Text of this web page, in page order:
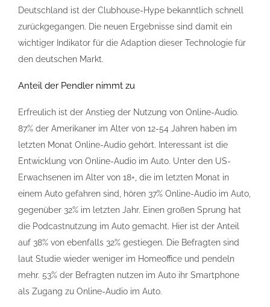
Deutschland ist der Clubhouse-Hype bekanntlich schnell
zurückgegangen. Die neuen Ergebnisse sind damit ein
wichtiger Indikator für die Adaption dieser Technologie für
den deutschen Markt.
Anteil der Pendler nimmt zu
Erfreulich ist der Anstieg der Nutzung von Online-Audio.
87% der Amerikaner im Alter von 12-54 Jahren haben im
letzten Monat Online-Audio gehört. Interessant ist die
Entwicklung von Online-Audio im Auto. Unter den US-
Erwachsenen im Alter von 18+, die im letzten Monat in
einem Auto gefahren sind, hören 37% Online-Audio im Auto,
gegenüber 32% im letzten Jahr. Einen großen Sprung hat
die Podcastnutzung im Auto gemacht. Hier ist der Anteil
auf 38% von ebenfalls 32% gestiegen. Die Befragten sind
laut Studie wieder weniger im Homeoffice und pendeln
mehr. 53% der Befragten nutzen im Auto ihr Smartphone
als Zugang zu Online-Audio im Auto.